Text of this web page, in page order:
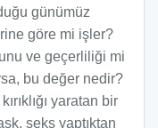
günümüz
göre mi işler?
ve geçerliliği mi
bu değer nedir?
yaratan bir
seks yaptıktan